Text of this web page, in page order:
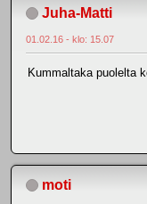
Juha-Matti
01.02.16 - klo: 15.07
Kummaltaka puolelta
moti